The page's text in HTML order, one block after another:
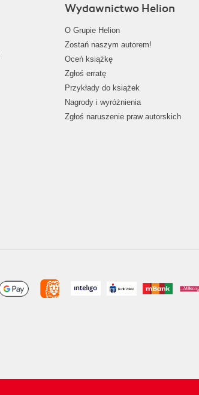
Wydawnictwo Helion
O Grupie Helion
Zostań naszym autorem!
Oceń książkę
Zgłoś erratę
Przykłady do książek
Nagrody i wyróżnienia
Zgłoś naruszenie praw autorskich